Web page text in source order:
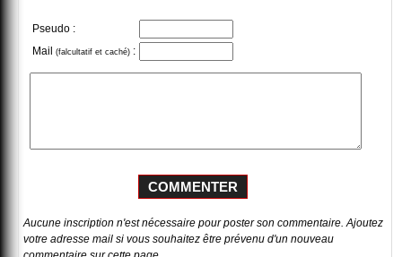
Pseudo :
Mail (falcultatif et caché) :
Aucune inscription n'est nécessaire pour poster son commentaire. Ajoutez
votre adresse mail si vous souhaitez être prévenu d'un nouveau